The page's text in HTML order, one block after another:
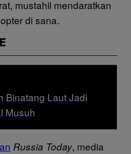
mustahil mendaratkan
di sana.
Binatang Laut Jadi
Musuh
Russia Today, media